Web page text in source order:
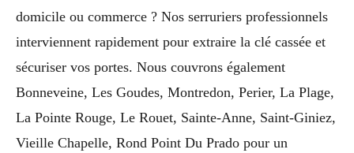
domicile ou commerce ? Nos serruriers professionnels
interviennent rapidement pour extraire la clé cassée et
sécuriser vos portes. Nous couvrons également
Bonneveine, Les Goudes, Montredon, Perier, La Plage,
La Pointe Rouge, Le Rouet, Sainte-Anne, Saint-Giniez,
Vieille Chapelle, Rond Point Du Prado pour un